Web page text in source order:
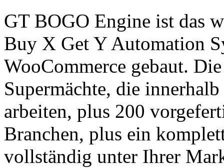
GT BOGO Engine ist das
Buy X Get Y Automation
WooCommerce gebaut.
Supermächte, die
arbeiten, plus 200
Branchen, plus ein
vollständig unter Ihrer